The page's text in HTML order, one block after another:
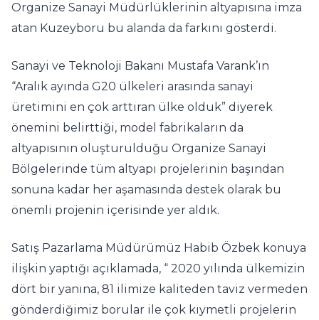
Organize Sanayi Müdürlüklerinin altyapısına imza
atan Kuzeyboru bu alanda da farkını gösterdi.
Sanayi ve Teknoloji Bakanı Mustafa Varank’ın
“Aralık ayında G20 ülkeleri arasında sanayi
üretimini en çok arttıran ülke olduk” diyerek
önemini belirttiği, model fabrikaların da
altyapısının oluşturulduğu Organize Sanayi
Bölgelerinde tüm altyapı projelerinin başından
sonuna kadar her aşamasında destek olarak bu
önemli projenin içerisinde yer aldık.
Satış Pazarlama Müdürümüz Habib Özbek konuya
ilişkin yaptığı açıklamada, “ 2020 yılında ülkemizin
dört bir yanına, 81 ilimize kaliteden taviz vermeden
gönderdiğimiz borular ile çok kıymetli projelerin